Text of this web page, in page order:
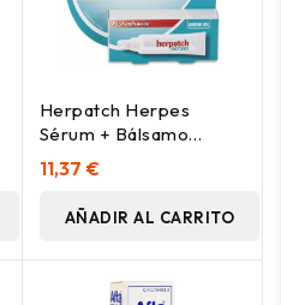
Herpatch Herpes
Sérum + Bálsamo
Labial 2 U
11,37 €
AÑADIR AL CARRITO